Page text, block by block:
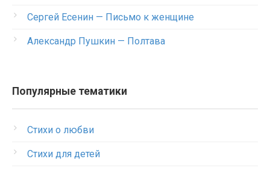
Сергей Есенин — Письмо к женщине
Александр Пушкин — Полтава
Популярные тематики
Стихи о любви
Стихи для детей